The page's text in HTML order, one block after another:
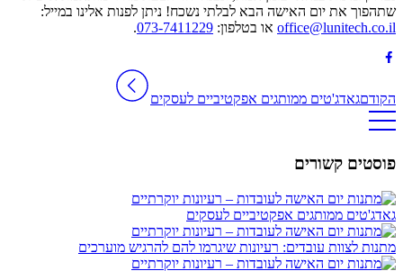
שתהפוך את יום האישה הבא לבלתי נשכח! ניתן לפנות אלינו במייל:
office@lunitech.co.il או בטלפון: 073-7411229
.
הקודםגאדג'טים ממותגים אפקטיביים לעסקים
פוסטים קשורים
גאדג'טים ממותגים אפקטיביים לעסקים
מתנות לצוות עובדים: רעיונות שיגרמו להם להרגיש מוערכים